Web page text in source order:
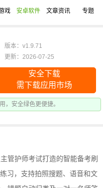
戏 安卓软件 文章资讯 专题
安全下载
需下载应用市场
，安全绿色更便捷。
版本：v1.9.71
更新：2026-07-25
管护师考试打造的智能备考刷
习，支持拍照搜题、语音和文